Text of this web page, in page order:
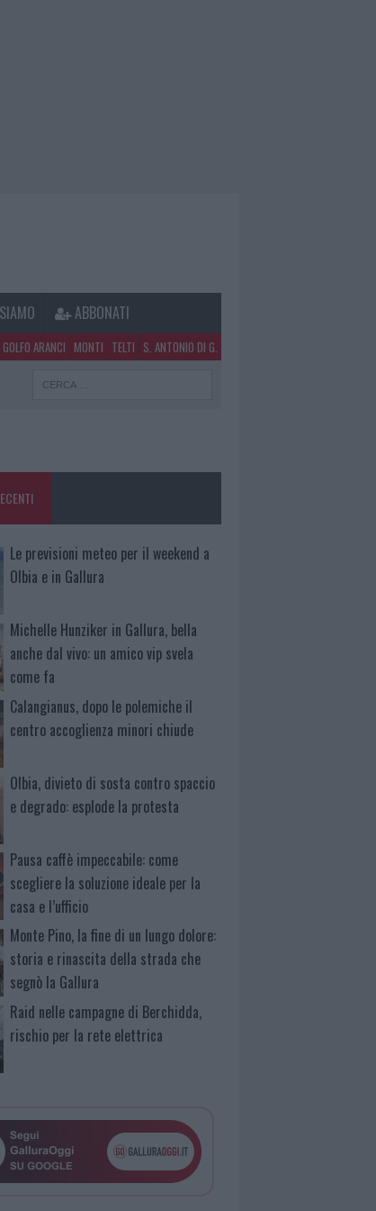
ABBONATI
GOLFO ARANCI MONTI TELTI S. ANTONIO DI G.
Le previsioni meteo per il weekend a
Olbia e in Gallura
Michelle Hunziker in Gallura, bella
anche dal vivo: un amico vip svela
come fa
Calangianus, dopo le polemiche il
centro accoglienza minori chiude
Olbia, divieto di sosta contro spaccio
e degrado: esplode la protesta
Pausa caffè impeccabile: come
scegliere la soluzione ideale per la
casa e l’ufficio
Monte Pino, la fine di un lungo dolore:
storia e rinascita della strada che
segnò la Gallura
Raid nelle campagne di Berchidda,
rischio per la rete elettrica